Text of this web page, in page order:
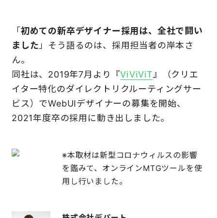
「 初めての新卒デザイナー採用は、全社で闘い
ました 」そう語るのは、採用担当者の岸本さ
ん。
同社は、2019年7月より『ViViViT 』（クリエ
イター特化のダイレクトリクルーティングサー
ビス）でWebUIデザイナーの募集を開始、
2021年度卒の採用に動き出しました。
※本取材は新型コロナウィルスの影響
を鑑みて、オンラインMTGツールを使
用し行いました。